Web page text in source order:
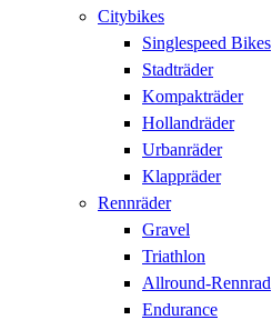
Citybikes
Singlespeed Bikes
Stadträder
Kompakträder
Hollandräder
Urbanräder
Klappräder
Rennräder
Gravel
Triathlon
Allround-Rennrad
Endurance